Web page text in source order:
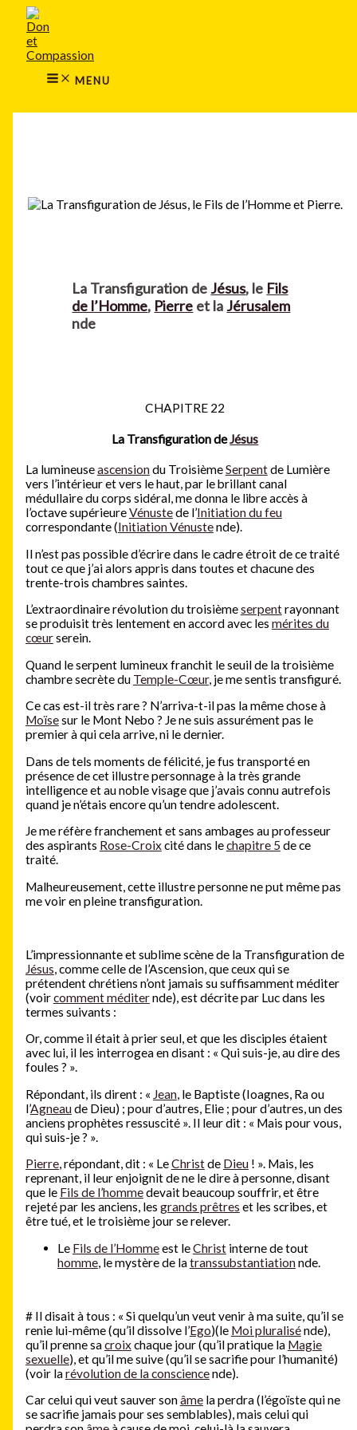
Aller
contenu
MENU
La Transfiguration deJésus, le Fils
de l’Homme, Pierre et laJérusalem
nde
CHAPITRE 22
La Transfiguration deJésus
La lumineuseascensiondu TroisièmeSerpentde Lumière
vers l’intérieur et vers le haut, par le brillant canal
médullaire du corps sidéral, me donna le libre accès à
l’octave supérieureVénustede l’Initiation du feu
correspondante (Initiation Vénustende).
Il n’est pas possible d’écrire dans le cadre étroit de ce traité
tout ce que j’ai alors appris dans toutes et chacune des
trente-trois chambres saintes.
L’extraordinaire révolution du troisièmeserpentrayonnant
se produisit très lentement en accord avec les mérites du
cœurserein.
Quand le serpent lumineux franchit le seuil de la troisième
chambre secrète du Temple-Cœur, je me sentis transfiguré.
Ce cas est-il très rare ? N’arriva-t-il pas la même chose à
Moïsesur le Mont Nebo ? Je ne suis assurément pas le
premier à qui cela arrive, ni le dernier.
Dans de tels moments de félicité, je fus transporté en
présence de cet illustre personnage à la très grande
intelligence et au noble visage que j’avais connu autrefois
quand je n’étais encore qu’un tendre adolescent.
Je me réfère franchement et sans ambages au professeur
des aspirants Rose-Croixcité dans lechapitre 5 de ce
traité.
Malheureusement, cette illustre personne ne put même pas
me voir en pleine transfiguration.
L’impressionnante et sublime scène de la Transfiguration de
Jésus, comme celle de l’Ascension, que ceux qui se
prétendent chrétiens n’ont jamais su suffisamment méditer
(voircomment méditernde), est décrite par Luc dans les
termes suivants :
Or, comme il était à prier seul, et que les disciples étaient
avec lui, il les interrogea en disant : « Qui suis-je, au dire des
foules ? ».
Répondant, ils dirent : « Jean, le Baptiste (Ioagnes, Ra ou
l’Agneaude Dieu) ; pour d’autres, Elie ; pour d’autres, un des
anciens prophètes ressuscité ». Il leur dit : « Mais pour vous,
qui suis-je ? ».
Pierre, répondant, dit : « LeChristde Dieu! ». Mais, les
reprenant, il leur enjoignit de ne le dire à personne, disant
que le Fils de l’hommedevait beaucoup souffrir, et être
rejeté par les anciens, les grands prêtres et les scribes, et
être tué, et le troisième jour se relever.
Le Fils de l’Hommeest leChristinterne de tout
homme, le mystère de latranssubstantiationnde.
# Il disait à tous : « Si quelqu’un veut venir à ma suite, qu’il se
renie lui-même (qu’il dissolve l’Ego)(le Moi pluralisénde),
qu’il prenne sacroixchaque jour (qu’il pratique la Magie
sexuelle), et qu’il me suive (qu’il se sacrifie pour l’humanité)
(voir larévolution de la consciencende).
Car celui qui veut sauver sonâmela perdra (l’égoïste qui ne
se sacrifie jamais pour ses semblables), mais celui qui